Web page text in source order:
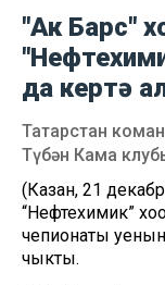
"Ак Барс"
да кертә
Татарстан
Түбән Кама
(Казан, 21
“Нефтехимик”
чепионаты
чыкты.